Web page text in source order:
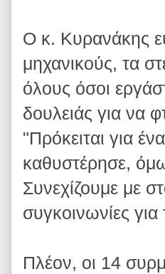
Ο κ. Κυρανάκης
μηχανικούς, τα
όλους όσοι
δουλειάς για να
"Πρόκειται για
καθυστέρησε,
Συνεχίζουμε με
συγκοινωνίες
Πλέον, οι 14